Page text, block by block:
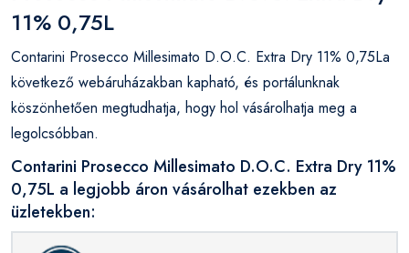
11% 0,75L
Contarini Prosecco Millesimato D.O.C. Extra Dry 11% 0,75La
következő webáruházakban kapható, és portálunknak
köszönhetően megtudhatja, hogy hol vásárolhatja meg a
legolcsóbban.
Contarini Prosecco Millesimato D.O.C. Extra Dry 11%
0,75L a legjobb áron vásárolhat ezekben az
üzletekben: